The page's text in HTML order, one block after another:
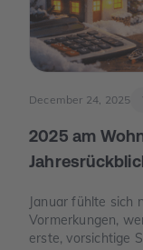
December 24, 2025
2025 am
Januar fühlte sich
Vormerkungen,
erste, vorsichtige